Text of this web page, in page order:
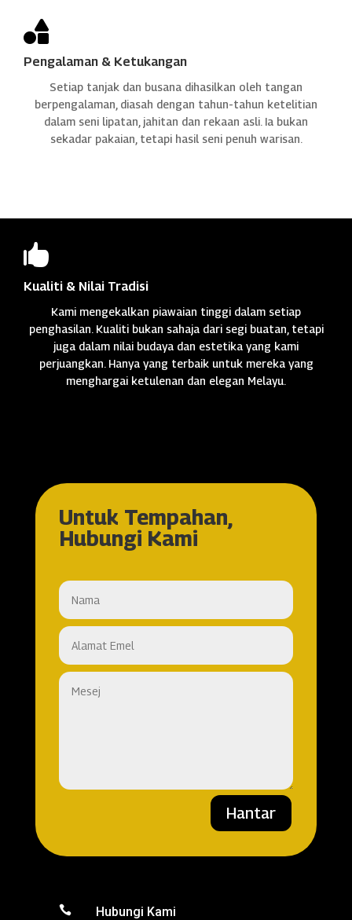

Pengalaman & Ketukangan
Setiap tanjak dan busana dihasilkan oleh tangan
berpengalaman, diasah dengan tahun-tahun ketelitian
dalam seni lipatan, jahitan dan rekaan asli. Ia bukan
sekadar pakaian, tetapi hasil seni penuh warisan.

Kualiti & Nilai Tradisi
Kami mengekalkan piawaian tinggi dalam setiap
penghasilan. Kualiti bukan sahaja dari segi buatan, tetapi
juga dalam nilai budaya dan estetika yang kami
perjuangkan. Hanya yang terbaik untuk mereka yang
menghargai ketulenan dan elegan Melayu.
Untuk Tempahan,
Hubungi Kami
Hantar
 Hubungi Kami